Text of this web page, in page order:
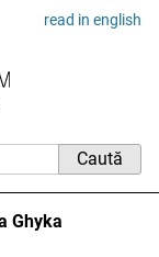
read in english
Ghyka